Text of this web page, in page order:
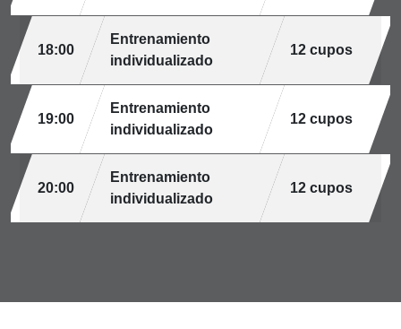
18:00
Entrenamiento
individualizado
12 cupos
19:00
Entrenamiento
individualizado
12 cupos
20:00
Entrenamiento
individualizado
12 cupos